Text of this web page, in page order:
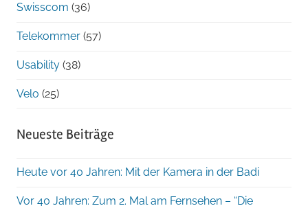
Swisscom (36)
Telekommer (57)
Usability (38)
Velo (25)
Neueste Beiträge
Heute vor 40 Jahren: Mit der Kamera in der Badi
Vor 40 Jahren: Zum 2. Mal am Fernsehen – “Die